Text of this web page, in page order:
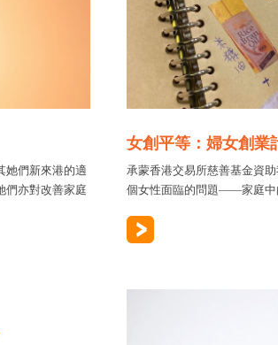
她們新來港的適
們亦對改善家庭
女創平等：婦女創業
承蒙香港交易所慈善基金資
個女性面臨的問題——家庭中